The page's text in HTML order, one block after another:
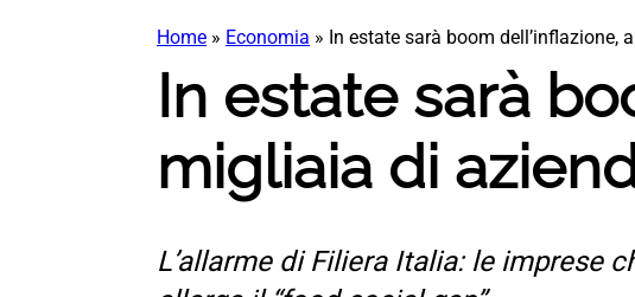
Home » Economia » In estate sarà boom dell’inflazione,
In estate sarà
migliaia di
L’allarme di Filiera Italia: le imprese